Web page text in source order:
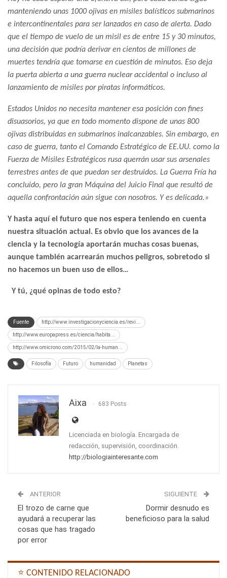
manteniendo unas 1000 ojivas en misiles balísticos submarinos
e intercontinentales para ser lanzados en caso de alerta. Dado
que el tiempo de vuelo de un misil es de entre 15 y 30 minutos,
una decisión que podría derivar en cientos de millones de
muertes tendría que tomarse en cuestión de minutos. Eso deja
la puerta abierta a una guerra nuclear accidental o incluso al
lanzamiento de misiles por piratas informáticos.
Estados Unidos no necesita mantener esa posición con fines
disuasorios, ya que en todo momento dispone de unas 800
ojivas distribuidas en submarinos inalcanzables. Sin embargo, en
caso de guerra, tanto el Comando Estratégico de EE.UU. como la
Fuerza de Misiles Estratégicos rusa querrán usar sus arsenales
terrestres antes de que puedan ser destruidos. La Guerra Fría ha
concluido, pero la gran Máquina del Juicio Final que resultó de
aquella confrontación aún sigue con nosotros. Y es delicada.»
Y hasta aquí el futuro que nos espera teniendo en cuenta
nuestra situación actual. Es obvio que los avances de la
ciencia y la tecnología aportarán muchas cosas buenas,
aunque también acarrearán muchos peligros, sobretodo si
no hacemos un buen uso de ellos…
Y tú, ¿qué opinas de todo esto?
Fuente http://www.investigacionyciencia.es/revi...
http://www.europapress.es/ciencia/habita...
http://www.omicrono.com/2015/02/la-human...
Filosofía Futuro humanidad Planetas
Aixa 683 Posts
Licenciada en biología. Encargada de
redacción, supervisión, coordinación.
http://biologiainteresante.com
ANTERIOR
El trozo de carne que
ayudará a recuperar las
cosas que has tragado
por error
SIGUIENTE
Dormir desnudo es
beneficioso para la salud
⭐ CONTENIDO RELACIONADO